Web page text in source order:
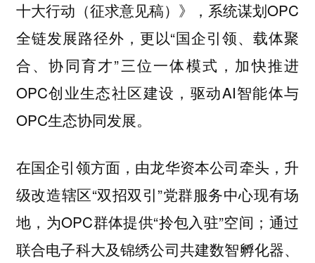
十大行动（征求意见稿）》，系统谋划OPC
全链发展路径外，更以“国企引领、载体聚
合、协同育才”三位一体模式，加快推进
OPC创业生态社区建设，驱动AI智能体与
OPC生态协同发展。
在国企引领方面，由龙华资本公司牵头，升
级改造辖区“双招双引”党群服务中心现有场
地，为OPC群体提供“拎包入驻”空间；通过
联合电子科大及锦绣公司共建数智孵化器、